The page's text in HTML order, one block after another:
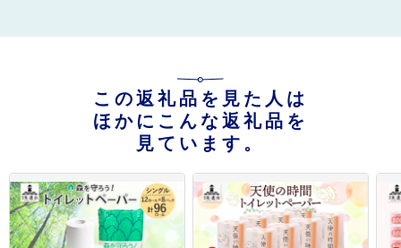
この返礼品を見た人は
ほかにこんな返礼品を
見ています。